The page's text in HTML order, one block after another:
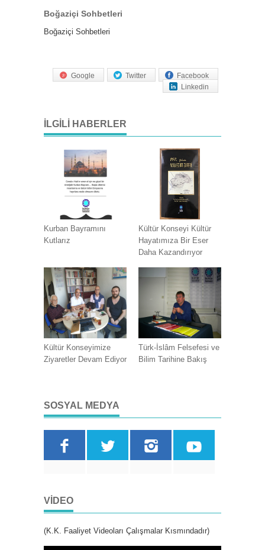
Boğaziçi Sohbetleri
Boğaziçi Sohbetleri
Facebook
Twitter
Google
Linkedin
İLGILI HABERLER
Kurban Bayramını
Kutlarız
Kültür Konseyi Kültür
Hayatımıza Bir Eser
Daha Kazandırıyor
Kültür Konseyimize
Ziyaretler Devam Ediyor
Türk-İslâm Felsefesi ve
Bilim Tarihine Bakış
SOSYAL MEDYA
VIDEO
(K.K. Faaliyet Videoları Çalışmalar Kısmındadır)